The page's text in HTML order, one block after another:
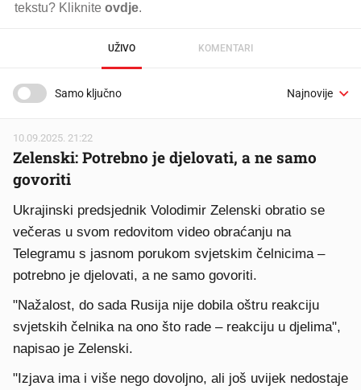
tekstu? Kliknite ovdje.
UŽIVO KOMENTARI
Samo ključno
10.09.2025. 21:22
Zelenski: Potrebno je djelovati, a ne samo
govoriti
Ukrajinski predsjednik Volodimir Zelenski obratio se
večeras u svom redovitom video obraćanju na
Telegramu s jasnom porukom svjetskim čelnicima –
potrebno je djelovati, a ne samo govoriti.
"Nažalost, do sada Rusija nije dobila oštru reakciju
svjetskih čelnika na ono što rade – reakciju u djelima",
napisao je Zelenski.
"Izjava ima i više nego dovoljno, ali još uvijek nedostaje